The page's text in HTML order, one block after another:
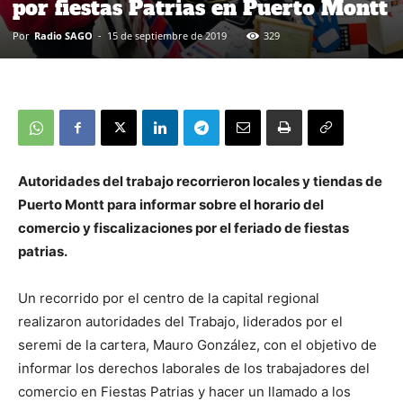
por fiestas Patrias en Puerto Montt
Por Radio SAGO - 15 de septiembre de 2019 329
Autoridades del trabajo recorrieron locales y tiendas de
Puerto Montt para informar sobre el horario del
comercio y fiscalizaciones por el feriado de fiestas
patrias.
Un recorrido por el centro de la capital regional
realizaron autoridades del Trabajo, liderados por el
seremi de la cartera, Mauro González, con el objetivo de
informar los derechos laborales de los trabajadores del
comercio en Fiestas Patrias y hacer un llamado a los